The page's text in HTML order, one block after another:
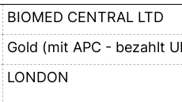
BIOMED CENTRAL LTD
Gold (mit APC - bezahlt
LONDON